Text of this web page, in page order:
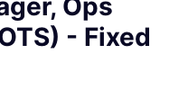
Ops
- Fixed